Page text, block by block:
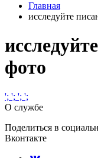
Главная
исследуйте
фото
'; '; '; ';
О службе
Поделиться в
Вконтакте